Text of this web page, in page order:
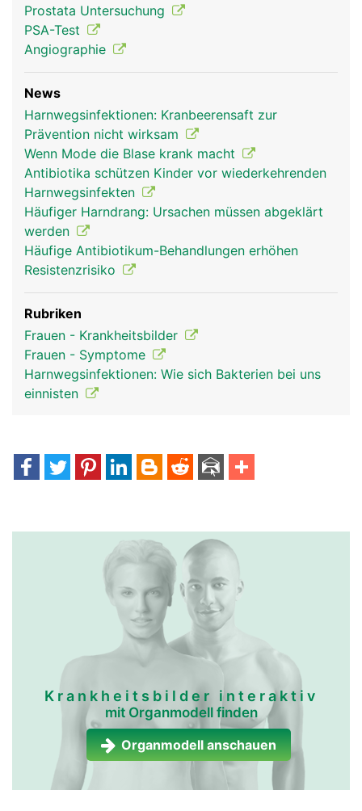
Prostata Untersuchung
PSA-Test
Angiographie
News
Harnwegsinfektionen: Kranbeerensaft zur
Prävention nicht wirksam
Wenn Mode die Blase krank macht
Antibiotika schützen Kinder vor wiederkehrenden
Harnwegsinfekten
Häufiger Harndrang: Ursachen müssen abgeklärt
werden
Häufige Antibiotikum-Behandlungen erhöhen
Resistenzrisiko
Rubriken
Frauen - Krankheitsbilder
Frauen - Symptome
Harnwegsinfektionen: Wie sich Bakterien bei uns
einnisten
Krankheitsbilder interaktiv
mit Organmodell finden
Organmodell anschauen